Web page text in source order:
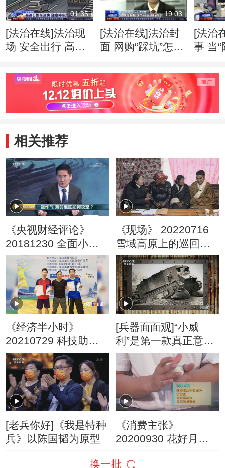
01:35
[法治在线]法治现
场 安全出行 高速
停车风险大
19:03
[法治在线]法治封
面 网购“踩坑”怎么
[法治
事 当“
相关推荐
《央视财经评论》
20181230 全面小康
划底线 脱贫攻坚战怎
么打？
《现场》 20220716
雪域高原上的巡回审
判
《经济半小时》
20210729 科技助力
万家团圆
[兵器面面观]“小威
利”是第一款真正意义
上的战斗坦克原型车
[老兵你好]《我是特种
兵》以陈国韬为原型
《消费主张》
20200930 花好月圆
拼
换一批